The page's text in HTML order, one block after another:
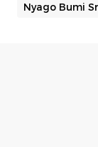
Nyago Bumi